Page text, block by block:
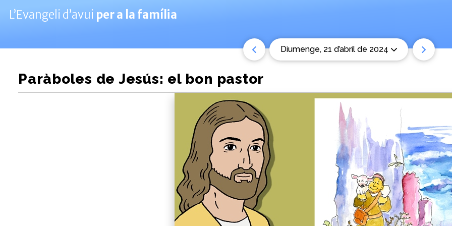
L’Evangeli d’avui per a la família
diumenge, 21 d’abril de 2024
Paràboles de Jesús: el bon pastor